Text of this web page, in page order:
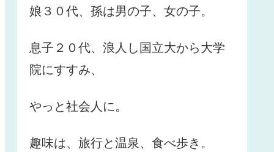
娘３０代、孫は男の子、女の子。
息子２０代、浪人し国立大から大学
院にすすみ、
やっと社会人に。
趣味は、旅行と温泉、食べ歩き。